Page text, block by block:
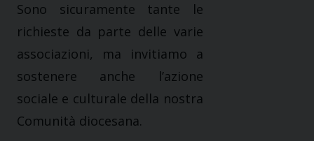
Sono sicuramente tante le
richieste da parte delle varie
associazioni, ma invitiamo a
sostenere anche l’azione
sociale e culturale della nostra
Comunità diocesana.